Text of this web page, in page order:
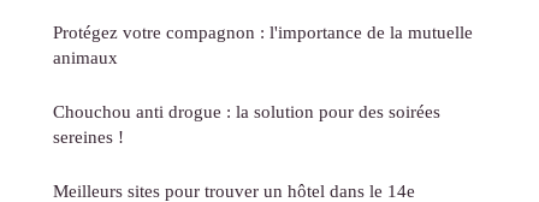
Protégez votre compagnon : l'importance de la mutuelle
animaux
Chouchou anti drogue : la solution pour des soirées
sereines !
Meilleurs sites pour trouver un hôtel dans le 14e